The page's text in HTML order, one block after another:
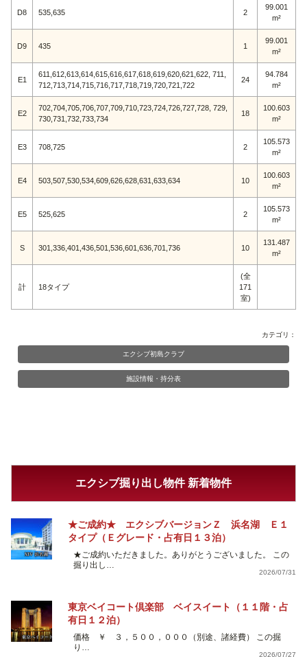
D8 535,635 2
99.001
m²
D9 435 1
99.001
m²
E1
611,612,613,614,615,616,617,618,619,620,621,622, 711,
712,713,714,715,716,717,718,719,720,721,722
24
94.784
m²
E2
702,704,705,706,707,709,710,723,724,726,727,728, 729,
730,731,732,733,734
18
100.603
m²
E3 708,725 2
105.573
m²
E4 503,507,530,534,609,626,628,631,633,634 10
100.603
m²
E5 525,625 2
105.573
m²
S 301,336,401,436,501,536,601,636,701,736 10
131.487
m²
計 18タイプ
(全
171
室)
カテゴリ：
エクシブ初島クラブ
施設情報・持分表
エクシブ掘り出し物件 新着物件
★ご成約★ エクシブバージョンＺ 浜名湖 Ｅ１
タイプ（Ｅグレード・占有日１３泊）
★ご成約いただきました。ありがとうございました。 この
掘り出し…
2026/07/31
東京ベイコート倶楽部 ベイスイート（１１階・占
有日１２泊）
価格 ￥ ３，５００，０００（別途、諸経費） この掘
り…
2026/07/27